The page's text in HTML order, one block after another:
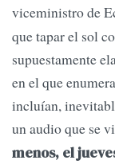
viceministro de
que tapar el sol
supuestamente
en el que
incluían,
un audio que se
menos, el